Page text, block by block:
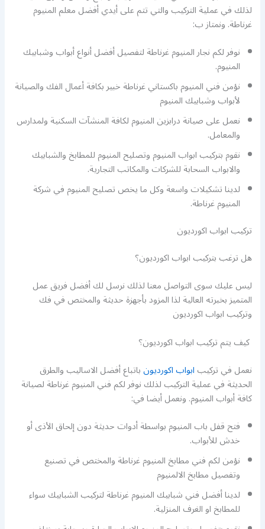
لذلك في عملية التركيب والتي تتم على أيدي أفضل معلم المنيوم
غرناطة. ونمتاز ب:
نوفر لكم نجار المنيوم غرناطة لتفصيل أفضل أنواع أبواب وشبابيك
المنيوم.
نؤمن فني المنيوم باكستاني غرناطة خبير بكافة أعمال الفك والصيانة
لأبواب وشبابيك المنيوم
نعمل على صيانة درابزين المنيوم لكافة المنشآت السكنية ولمدارس
والمعامل.
نقوم بتركيب ابواب المنيوم وتصليح المنيوم للمطابخ والشبابيك
والابواب السحابة للشركات والمكاتب التجارية.
لدينا تشكيلات واسعة وكل ما يخص تصليح المنيوم في شركة
المنيوم غرناطة.
تركيب ابواب اكورديون
هل ترغب بتركيب ابواب اكورديون؟
ليس عليك سوى التواصل معنا لذلك نرسل لك أفضل فريق عمل
المتميز بخبرته العالية لذا المزود بأجهزة حديثة والمختص في فك
وتركيب ابواب اكورديون
كيف يتم تركيب ابواب اكورديون؟
نعمل في تركيبابواب اكورديونباتباع أفضل الاساليب والطرق
الحديثة في عملية التركيب لذلك نوفر لكم فني المنيوم غرناطة لصيانة
كافة أبواب المنيوم. ونعمل أيضا في:
فتح قفل باب المنيوم بواسطة أدوات حديثة دون إلحاق الأذى أو
خدش للأبواب.
نؤمن لكم فني مطابخ المنيوم غرناطة والمختص في تصنيع
وتفصيل مطابخ الالمنيوم
لدينا أفضل فني شبابيك المنيوم غرناطة لتركيب الشبابيك سواء
للمطابخ او الغرف المنزلية.